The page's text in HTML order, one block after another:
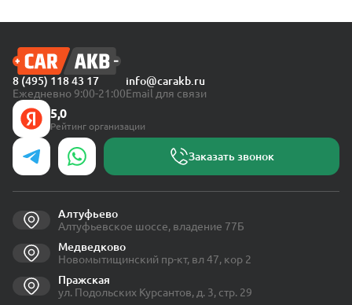
8 (495) 118 43 17
Ежедневно 9:00-21:00
info@carakb.ru
Email для связи
5,0
Рейтинг организации
Заказать звонок
Алтуфьево
Алтуфьевское шоссе, владение 77Б
Медведково
Новомытищинский пр-кт, вл 47, кор 2
Пражская
ул. Подольских Курсантов, д. 3, стр. 29